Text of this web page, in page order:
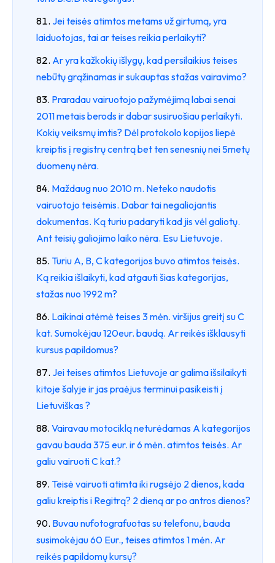
Jei teisės atimtos metams už girtumą, yra
laiduotojas, tai ar teises reikia perlaikyti?
Ar yra kažkokių išlygų, kad persilaikius teises
nebūtų grąžinamas ir sukauptas stažas vairavimo?
Praradau vairuotojo pažymėjimą labai senai
2011 metais berods ir dabar susiruošiau perlaikyti.
Kokių veiksmų imtis? Dėl protokolo kopijos liepė
kreiptis į registrų centrą bet ten senesnių nei 5metų
duomenų nėra.
Maždaug nuo 2010 m. Neteko naudotis
vairuotojo teisėmis. Dabar tai negaliojantis
dokumentas. Ką turiu padaryti kad jis vėl galiotų.
Ant teisių galiojimo laiko nėra. Esu Lietuvoje.
Turiu A, B, C kategorijos buvo atimtos teisės.
Ką reikia išlaikyti, kad atgauti šias kategorijas,
stažas nuo 1992 m?
Laikinai atėmė teises 3 mėn. viršijus greitį su C
kat. Sumokėjau 120eur. baudą. Ar reikės išklausyti
kursus papildomus?
Jei teises atimtos Lietuvoje ar galima išsilaikyti
kitoje šalyje ir jas praėjus terminui pasikeisti į
Lietuviškas ?
Vairavau motociklą neturėdamas A kategorijos
gavau bauda 375 eur. ir 6 mėn. atimtos teisės. Ar
galiu vairuoti C kat.?
Teisė vairuoti atimta iki rugsėjo 2 dienos, kada
galiu kreiptis i Regitrą? 2 dieną ar po antros dienos?
Buvau nufotografuotas su telefonu, bauda
susimokėjau 60 Eur., teises atimtos 1 mėn. Ar
reikės papildomų kursų?